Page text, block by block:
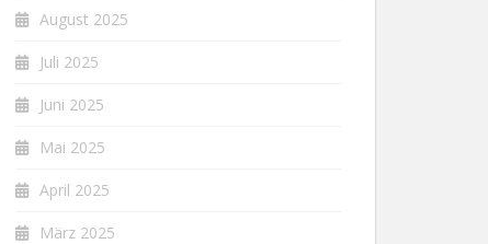
August 2025
Juli 2025
Juni 2025
Mai 2025
April 2025
März 2025